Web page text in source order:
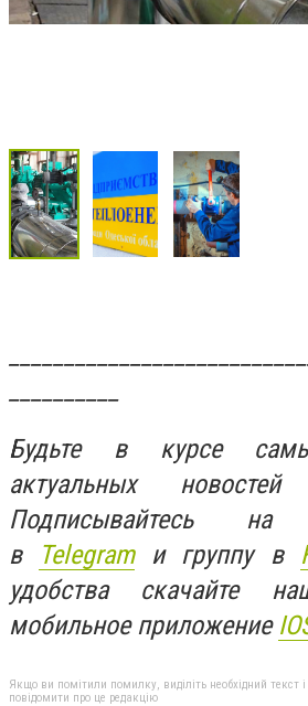
Будьте в курсе
актуальных новостей
Подписывайтесь
в
Telegramи группу в
удобства скачайте
мобильное приложение
Якщо ви помітили помилку, виділіть необхідний текст
повідомити про це редакцію